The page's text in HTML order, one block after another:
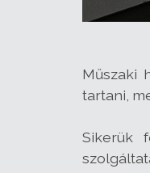
Műszaki
tartani,
Sikerük